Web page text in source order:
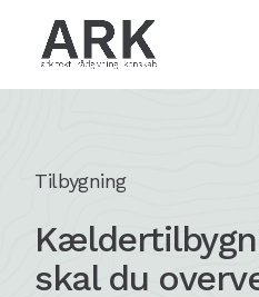
Tilbygning
skal du